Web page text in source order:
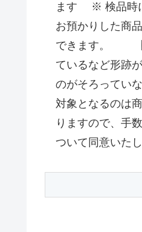
ます ※ 検品時
お預かりした商
できます。
ているなど形
のがそろってい
対象となるのは
りますので、手
ついて同意いた